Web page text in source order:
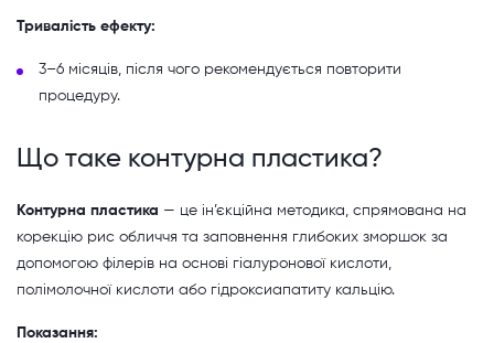
Тривалість ефекту:
3–6 місяців, після чого рекомендується повторити
процедуру.
Що таке контурна пластика?
Контурна пластика — це ін’єкційна методика, спрямована на
корекцію рис обличчя та заповнення глибоких зморшок за
допомогою філерів на основі гіалуронової кислоти,
полімолочної кислоти або гідроксиапатиту кальцію.
Показання: